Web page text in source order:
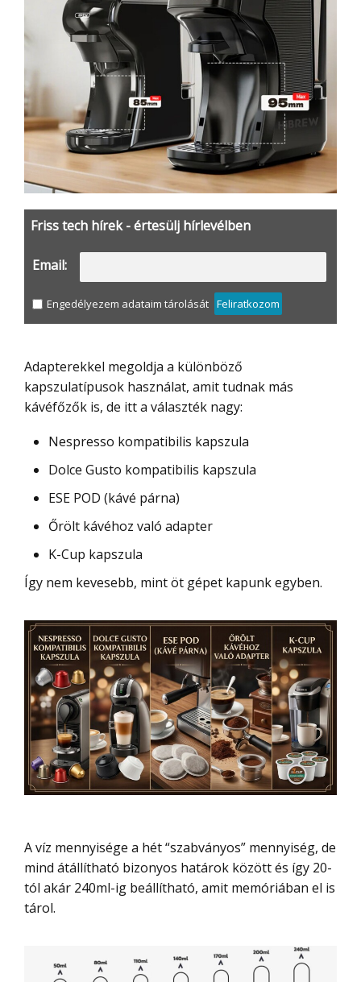
Friss tech hírek - értesülj hírlevélben
Email:
Engedélyezem adataim tárolását Feliratkozom
Adapterekkel megoldja a különböző
kapszulatípusok használat, amit tudnak más
kávéfőzők is, de itt a választék nagy:
Nespresso kompatibilis kapszula
Dolce Gusto kompatibilis kapszula
ESE POD (kávé párna)
Őrölt kávéhoz való adapter
K-Cup kapszula
Így nem kevesebb, mint öt gépet kapunk egyben.
A víz mennyisége a hét “szabványos” mennyiség, de
mind átállítható bizonyos határok között és így 20-
tól akár 240ml-ig beállítható, amit memóriában el is
tárol.